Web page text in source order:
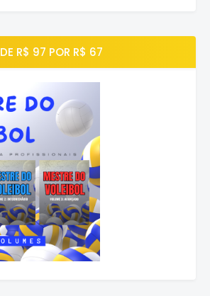
DE R$ 97 POR R$ 67